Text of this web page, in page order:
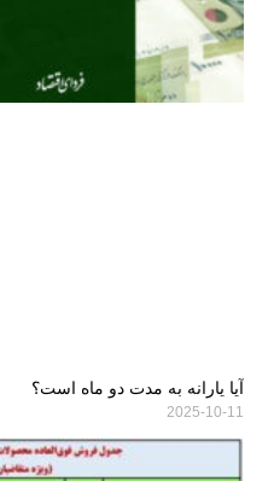
آیا یارانه به مدت دو ماه است؟
2025-10-11